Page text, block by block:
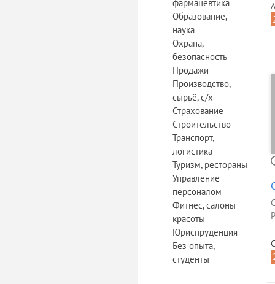
фармацевтика
Образование,
наука
Охрана,
безопасность
Продажи
Производство,
сырьё, с/х
Страхование
Строительство
Транспорт,
логистика
Туризм, рестораны
Управление
персоналом
Фитнес, салоны
красоты
Юриспруденция
Без опыта,
студенты